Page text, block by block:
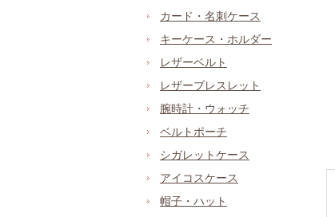
カード・名刺ケース
キーケース・ホルダー
レザーベルト
レザーブレスレット
腕時計・ウォッチ
ベルトポーチ
シガレットケース
アイコスケース
帽子・ハット